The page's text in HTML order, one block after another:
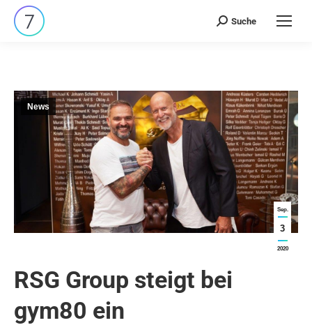
Search:
Suche
Sep.
3
2020
News
RSG Group steigt bei
gym80 ein